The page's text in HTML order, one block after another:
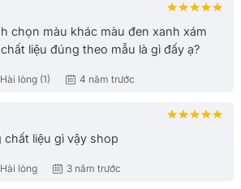
chọn màu khác màu đen xanh xám
liệu đúng theo mẫu là gì đấy ạ?
Hài lòng (1) 4 năm trước
chất liệu gì vậy shop
Hài lòng 3 năm trước